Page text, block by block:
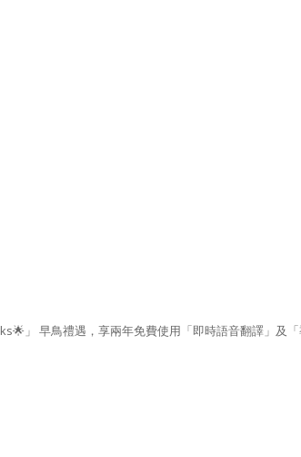
」 早鳥禮遇，享兩年免費使用「即時語音翻譯」及